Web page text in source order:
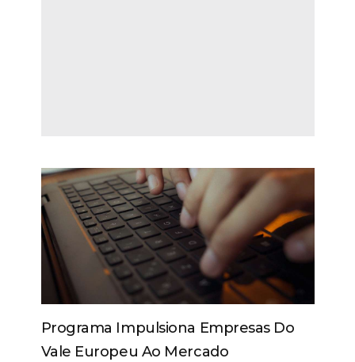
Programa Impulsiona Empresas Do
Vale Europeu Ao Mercado